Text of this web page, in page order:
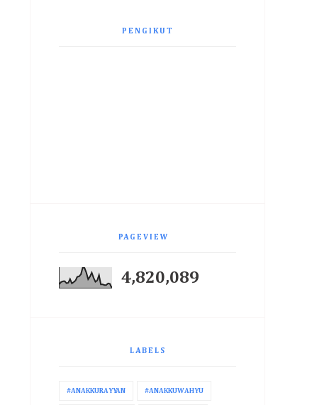
PENGIKUT
PAGEVIEW
4,820,089
LABELS
#ANAKKURAYYAN #ANAKKUWAHYU